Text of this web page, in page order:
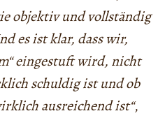
objektiv und vollständig
es ist klar, dass wir,
eingestuft wird, nicht
schuldig ist und ob
ausreichend ist“,